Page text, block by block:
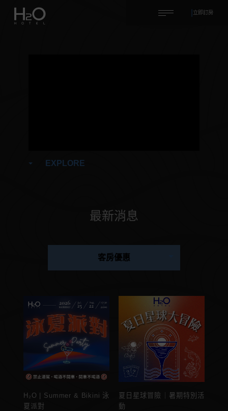
立即訂房
EXPLORE
最新消息
客房優惠
H₂O | Summer & Bikini 泳
夏派對
夏日星球冒險｜暑期特別活
動